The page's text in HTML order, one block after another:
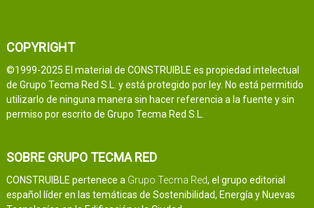
COPYRIGHT
©1999-2025 El material de CONSTRUIBLE es propiedad intelectual
de Grupo Tecma Red S.L. y está protegido por ley. No está permitido
utilizarlo de ninguna manera sin hacer referencia a la fuente y sin
permiso por escrito de Grupo Tecma Red S.L.
SOBRE GRUPO TECMA RED
CONSTRUIBLE pertenece a Grupo Tecma Red, el grupo editorial
español líder en las temáticas de Sostenibilidad, Energía y Nuevas